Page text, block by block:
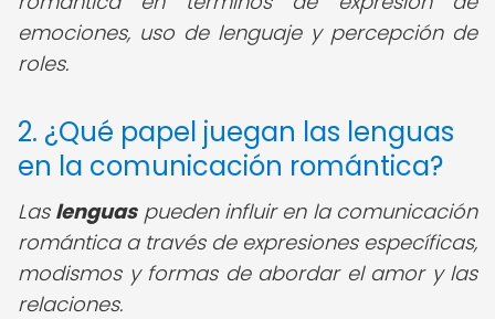
emociones, uso de lenguaje y percepción de
roles.
2. ¿Qué papel juegan las lenguas
en la comunicación romántica?
Las lenguaspueden influir en la comunicación
romántica a través de expresiones específicas,
modismos y formas de abordar el amor y las
relaciones.